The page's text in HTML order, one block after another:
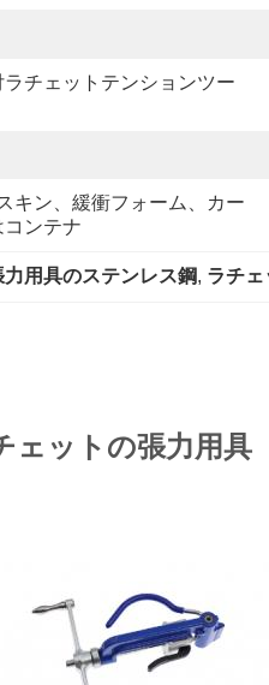
チェットテンションツー
キン、緩衝フォーム、カー
コンテナ
用具のステンレス鋼, ラチ
ェットの張力用具